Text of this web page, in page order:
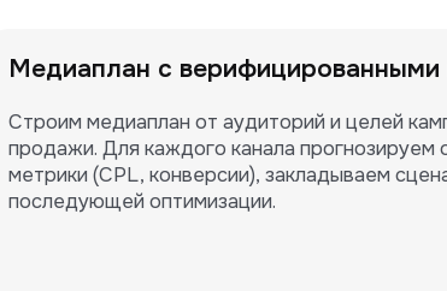
Медиаплан с верифицированными
Строим медиаплан от аудиторий и целей
продажи. Для каждого канала прогнозируем
метрики (CPL, конверсии), закладываем
последующей оптимизации.